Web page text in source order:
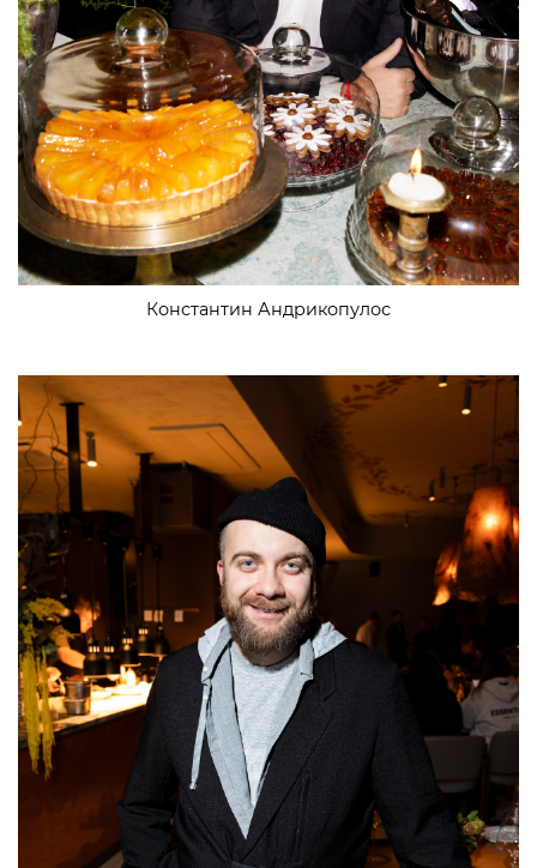
Константин Андрикопулос